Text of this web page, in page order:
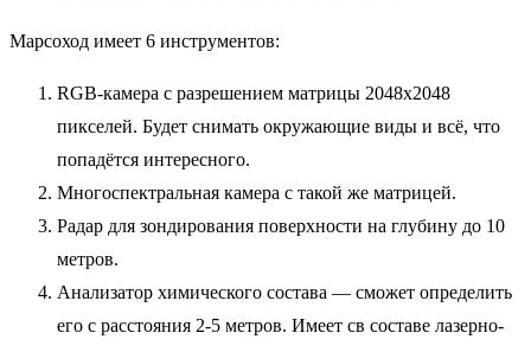
Марсоход имеет 6 инструментов:
RGB-камера с разрешением матрицы 2048х2048
пикселей. Будет снимать окружающие виды и всё, что
попадётся интересного.
Многоспектральная камера с такой же матрицей.
Радар для зондирования поверхности на глубину до 10
метров.
Анализатор химического состава — сможет определить
его с расстояния 2-5 метров. Имеет св составе лазерно-